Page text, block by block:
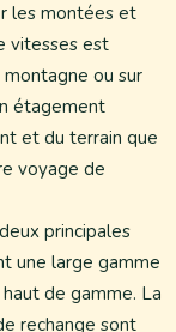
les montées et
vitesses est
ou sur
étagement
et du terrain que
voyage de
principales
une large gamme
de gamme. La
rechange sont